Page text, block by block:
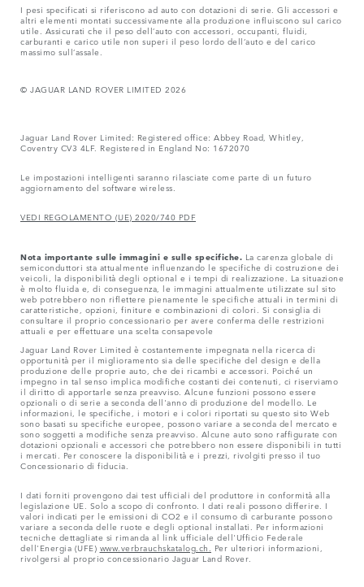
I pesi specificati si riferiscono ad auto con dotazioni di serie. Gli accessori e
altri elementi montati successivamente alla produzione influiscono sul carico
utile. Assicurati che il peso dell‘auto con accessori, occupanti, fluidi,
carburanti e carico utile non superi il peso lordo dell‘auto e del carico
massimo sull‘assale.
© JAGUAR LAND ROVER LIMITED 2026
Jaguar Land Rover Limited: Registered office: Abbey Road, Whitley,
Coventry CV3 4LF. Registered in England No: 1672070
Le impostazioni intelligenti saranno rilasciate come parte di un futuro
aggiornamento del software wireless.
VEDI REGOLAMENTO (UE) 2020/740 PDF
Nota importante sulle immagini e sulle specifiche. La carenza globale di
semiconduttori sta attualmente influenzando le specifiche di costruzione dei
veicoli, la disponibilità degli optional e i tempi di realizzazione. La situazione
è molto fluida e, di conseguenza, le immagini attualmente utilizzate sul sito
web potrebbero non riflettere pienamente le specifiche attuali in termini di
caratteristiche, opzioni, finiture e combinazioni di colori. Si consiglia di
consultare il proprio concessionario per avere conferma delle restrizioni
attuali e per effettuare una scelta consapevole
Jaguar Land Rover Limited è costantemente impegnata nella ricerca di
opportunità per il miglioramento sia delle specifiche del design e della
produzione delle proprie auto, che dei ricambi e accessori. Poiché un
impegno in tal senso implica modifiche costanti dei contenuti, ci riserviamo
il diritto di apportarle senza preavviso. Alcune funzioni possono essere
opzionali o di serie a seconda dell'anno di produzione del modello. Le
informazioni, le specifiche, i motori e i colori riportati su questo sito Web
sono basati su specifiche europee, possono variare a seconda del mercato e
sono soggetti a modifiche senza preavviso. Alcune auto sono raffigurate con
dotazioni opzionali e accessori che potrebbero non essere disponibili in tutti
i mercati. Per conoscere la disponibilità e i prezzi, rivolgiti presso il tuo
Concessionario di fiducia.
I dati forniti provengono dai test ufficiali del produttore in conformità alla
legislazione UE. Solo a scopo di confronto. I dati reali possono differire. I
valori indicati per le emissioni di CO2 e il consumo di carburante possono
variare a seconda delle ruote e degli optional installati. Per informazioni
tecniche dettagliate si rimanda al link ufficiale dell'Ufficio Federale
dell'Energia (UFE) www.verbrauchskatalog.ch.
Per ulteriori informazioni,
rivolgersi al proprio concessionario Jaguar Land Rover.